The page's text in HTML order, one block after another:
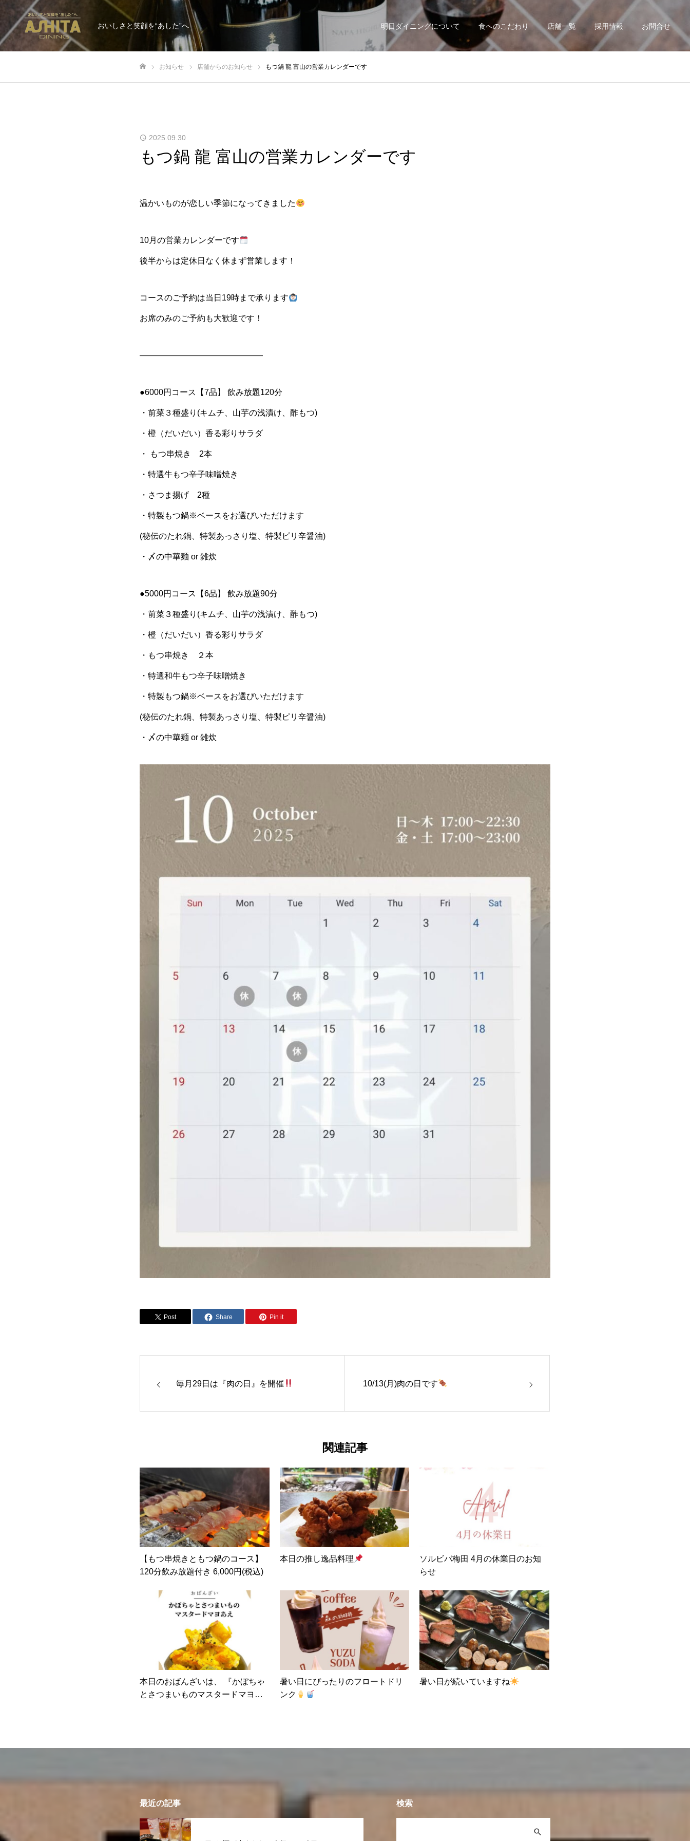
おいしさと笑顔を“あした”へ 明日ダイニングについて 食へのこだわり 店舗一覧 採用情報 お問合せ
お知らせ 店舗からのお知らせ もつ鍋 龍 富山の営業カレンダーです
2025.09.30
もつ鍋 龍 富山の営業カレンダーです
温かいものが恋しい季節になってきました
10月の営業カレンダーです
後半からは定休日なく休まず営業します！
コースのご予約は当日19時まで承ります
お席のみのご予約も大歓迎です！
———————————————
●6000円コース【7品】 飲み放題120分
・前菜３種盛り(キムチ、山芋の浅漬け、酢もつ)
・橙（だいだい）香る彩りサラダ
・ もつ串焼き 2本
・特選牛もつ辛子味噌焼き
・さつま揚げ 2種
・特製もつ鍋※ベースをお選びいただけます
(秘伝のたれ鍋、特製あっさり塩、特製ピリ辛醤油)
・〆の中華麺 or 雑炊
●5000円コース【6品】 飲み放題90分
・前菜３種盛り(キムチ、山芋の浅漬け、酢もつ)
・橙（だいだい）香る彩りサラダ
・もつ串焼き ２本
・特選和牛もつ辛子味噌焼き
・特製もつ鍋※ベースをお選びいただけます
(秘伝のたれ鍋、特製あっさり塩、特製ピリ辛醤油)
・〆の中華麺 or 雑炊
Post Share Pin it
毎月29日は『肉の日』を開催 10/13(月)肉の日です
関連記事
【もつ串焼きともつ鍋のコース】
120分飲み放題付き 6,000円(税込)
本日の推し逸品料理
ソルビバ梅田 4月の休業日のお知
らせ
本日のおばんざいは、 『かぼちゃ
とさつまいものマスタードマヨあ
暑い日にぴったりのフロートドリ
ンク
暑い日が続いていますね
最近の記事 検索